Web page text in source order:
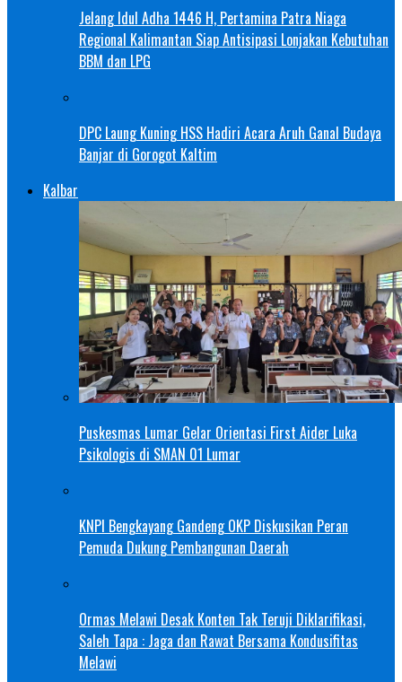
Jelang Idul Adha 1446 H, Pertamina Patra Niaga
Regional Kalimantan Siap Antisipasi Lonjakan Kebutuhan
BBM dan LPG
DPC Laung Kuning HSS Hadiri Acara Aruh Ganal Budaya
Banjar di Gorogot Kaltim
Kalbar
Puskesmas Lumar Gelar Orientasi First Aider Luka
Psikologis di SMAN 01 Lumar
KNPI Bengkayang Gandeng OKP Diskusikan Peran
Pemuda Dukung Pembangunan Daerah
Ormas Melawi Desak Konten Tak Teruji Diklarifikasi,
Saleh Tapa : Jaga dan Rawat Bersama Kondusifitas
Melawi